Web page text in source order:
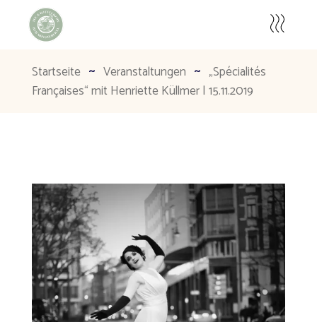
Startseite Veranstaltungen
„Spé­cia­li­tés
Fran­çai­ses“ mit Hen­ri­et­te Küll­mer | 15.11.2019